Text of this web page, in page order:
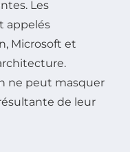
Les
appelés
Microsoft et
ne peut masquer
de leur